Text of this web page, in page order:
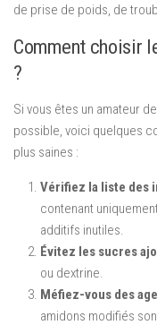
de prise de poids, de
Comment choisir
?
Si vous êtes un amateur
possible, voici quelques
plus saines :
Vérifiez la liste des
contenant
additifs inutiles.
Évitez les sucres
ou dextrine.
Méfiez-vous des
amidons modifiés